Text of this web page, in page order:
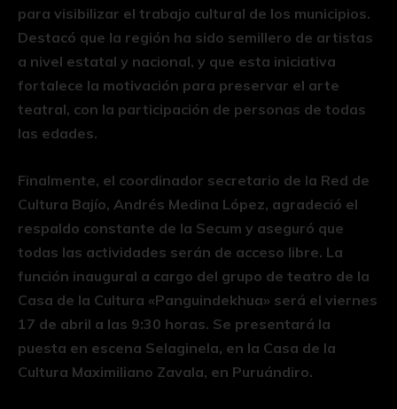
para visibilizar el trabajo cultural de los municipios.
Destacó que la región ha sido semillero de artistas
a nivel estatal y nacional, y que esta iniciativa
fortalece la motivación para preservar el arte
teatral, con la participación de personas de todas
las edades.
Finalmente, el coordinador secretario de la Red de
Cultura Bajío, Andrés Medina López, agradeció el
respaldo constante de la Secum y aseguró que
todas las actividades serán de acceso libre. La
función inaugural a cargo del grupo de teatro de la
Casa de la Cultura «Panguindekhua» será el viernes
17 de abril a las 9:30 horas. Se presentará la
puesta en escena Selaginela, en la Casa de la
Cultura Maximiliano Zavala, en Puruándiro.